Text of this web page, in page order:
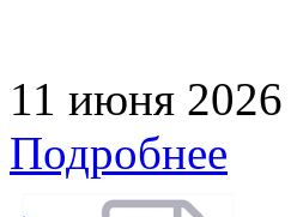
11 июня 2026
Подробнее